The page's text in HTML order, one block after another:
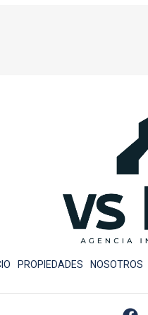
PROPIEDADES NOSOTROS